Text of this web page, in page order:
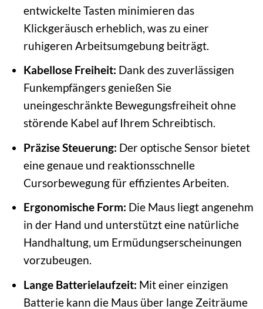
entwickelte Tasten minimieren das
Klickgeräusch erheblich, was zu einer
ruhigeren Arbeitsumgebung beiträgt.
Kabellose Freiheit: Dank des zuverlässigen
Funkempfängers genießen Sie
uneingeschränkte Bewegungsfreiheit ohne
störende Kabel auf Ihrem Schreibtisch.
Präzise Steuerung: Der optische Sensor bietet
eine genaue und reaktionsschnelle
Cursorbewegung für effizientes Arbeiten.
Ergonomische Form: Die Maus liegt angenehm
in der Hand und unterstützt eine natürliche
Handhaltung, um Ermüdungserscheinungen
vorzubeugen.
Lange Batterielaufzeit: Mit einer einzigen
Batterie kann die Maus über lange Zeiträume